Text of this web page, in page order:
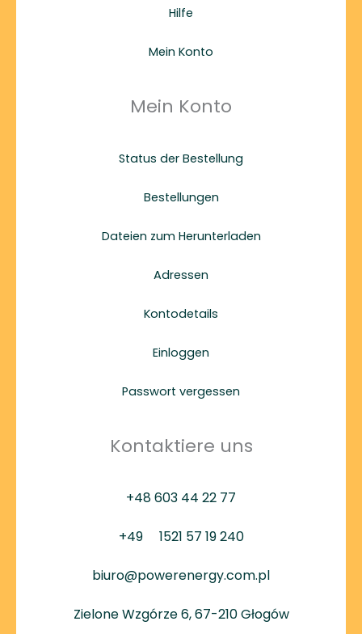
Hilfe
Mein Konto
Mein Konto
Status der Bestellung
Bestellungen
Dateien zum Herunterladen
Adressen
Kontodetails
Einloggen
Passwort vergessen
Kontaktiere uns
+48 603 44 22 77
+49 1521 57 19 240
biuro@powerenergy.com.pl
Zielone Wzgórze 6, 67-210 Głogów